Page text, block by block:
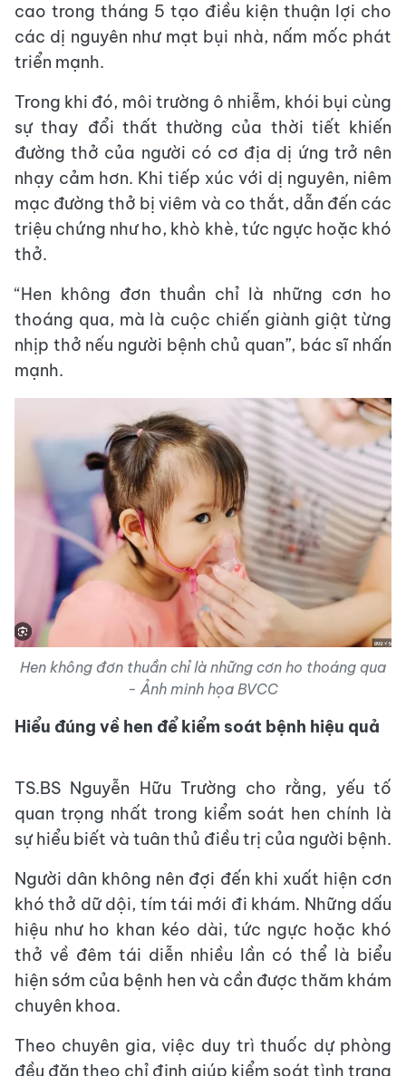
cao trong tháng 5 tạo điều kiện thuận lợi cho
các dị nguyên như mạt bụi nhà, nấm mốc phát
triển mạnh.
Trong khi đó, môi trường ô nhiễm, khói bụi cùng
sự thay đổi thất thường của thời tiết khiến
đường thở của người có cơ địa dị ứng trở nên
nhạy cảm hơn. Khi tiếp xúc với dị nguyên, niêm
mạc đường thở bị viêm và co thắt, dẫn đến các
triệu chứng như ho, khò khè, tức ngực hoặc khó
thở.
“Hen không đơn thuần chỉ là những cơn ho
thoáng qua, mà là cuộc chiến giành giật từng
nhịp thở nếu người bệnh chủ quan”, bác sĩ nhấn
mạnh.
Hen không đơn thuần chỉ là những cơn ho thoáng qua
- Ảnh minh họa BVCC
Hiểu đúng về hen để kiểm soát bệnh hiệu quả
TS.BS Nguyễn Hữu Trường cho rằng, yếu tố
quan trọng nhất trong kiểm soát hen chính là
sự hiểu biết và tuân thủ điều trị của người bệnh.
Người dân không nên đợi đến khi xuất hiện cơn
khó thở dữ dội, tím tái mới đi khám. Những dấu
hiệu như ho khan kéo dài, tức ngực hoặc khó
thở về đêm tái diễn nhiều lần có thể là biểu
hiện sớm của bệnh hen và cần được thăm khám
chuyên khoa.
Theo chuyên gia, việc duy trì thuốc dự phòng
đều đặn theo chỉ định giúp kiểm soát tình trạng